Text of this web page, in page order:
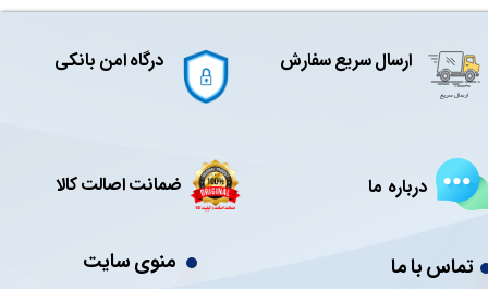
ارسال سریع سفارش
منوی سایت تماس با ما
درگاه امن بانکی
درباره ما ضمانت اصالت کالا